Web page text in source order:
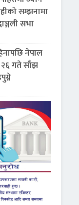
सम्झनामा
सभा
नेपाल
गते साँझ